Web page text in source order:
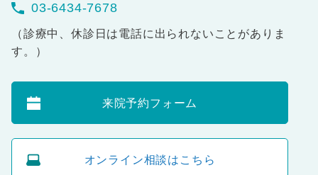
03-6434-7678
（診療中、休診日は電話に出られないことがありま
す。）
来院予約フォーム
オンライン相談はこちら